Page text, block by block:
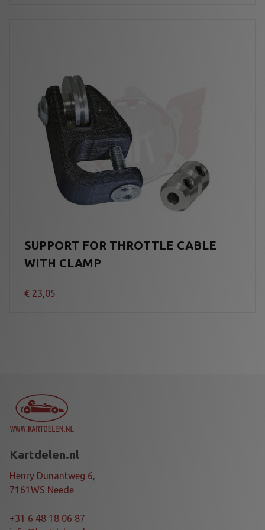
SUPPORT FOR THROTTLE CABLE
WITH CLAMP
€ 23,05
Kartdelen.nl
Henry Dunantweg 6,
7161WS Neede
+31 6 48 18 06 87